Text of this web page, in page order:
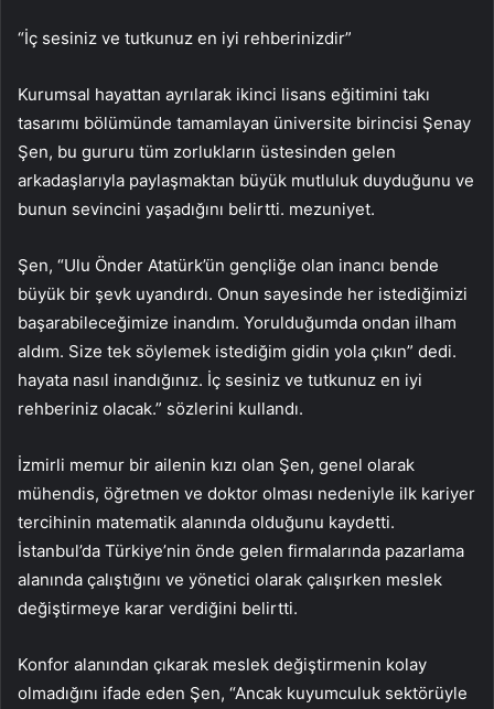
“İç sesiniz ve tutkunuz en iyi rehberinizdir”
Kurumsal hayattan ayrılarak ikinci lisans eğitimini takı
tasarımı bölümünde tamamlayan üniversite birincisi Şenay
Şen, bu gururu tüm zorlukların üstesinden gelen
arkadaşlarıyla paylaşmaktan büyük mutluluk duyduğunu ve
bunun sevincini yaşadığını belirtti. mezuniyet.
Şen, “Ulu Önder Atatürk’ün gençliğe olan inancı bende
büyük bir şevk uyandırdı. Onun sayesinde her istediğimizi
başarabileceğimize inandım. Yorulduğumda ondan ilham
aldım. Size tek söylemek istediğim gidin yola çıkın” dedi.
hayata nasıl inandığınız. İç sesiniz ve tutkunuz en iyi
rehberiniz olacak.” sözlerini kullandı.
İzmirli memur bir ailenin kızı olan Şen, genel olarak
mühendis, öğretmen ve doktor olması nedeniyle ilk kariyer
tercihinin matematik alanında olduğunu kaydetti.
İstanbul’da Türkiye’nin önde gelen firmalarında pazarlama
alanında çalıştığını ve yönetici olarak çalışırken meslek
değiştirmeye karar verdiğini belirtti.
Konfor alanından çıkarak meslek değiştirmenin kolay
olmadığını ifade eden Şen, “Ancak kuyumculuk sektörüyle